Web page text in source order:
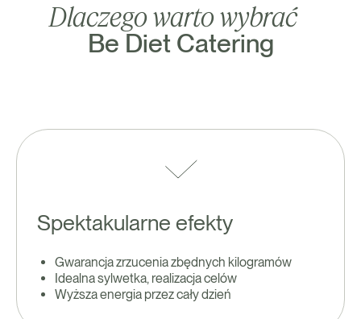
Dlaczego warto wybrać
Be Diet Catering
Spektakularne efekty
Gwarancja zrzucenia zbędnych kilogramów
Idealna sylwetka, realizacja celów
Wyższa energia przez cały dzień